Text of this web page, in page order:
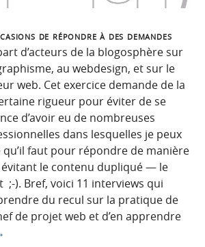
de répondre à des demandes
d’acteurs de la blogosphère sur
au webdesign, et sur le
web. Cet exercice demande de la
rigueur pour éviter de se
d’avoir eu de nombreuses
dans lesquelles je peux
qu’il faut pour répondre de manière
le contenu dupliqué — le
;-). Bref, voici 11 interviews qui
du recul sur la pratique de
de projet web et d’en apprendre